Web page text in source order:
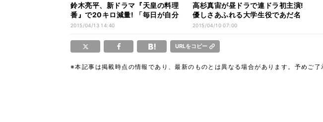
鈴木亮平、新ドラマ『天皇の料理
番』で20キロ減量! 「毎日が自分
との戦い」
2015/04/13 14:40
高杉真宙が昼ドラで連ドラ初主演!
優しさあふれる大学生役であだ名
は"王子"
2015/04/10 07:00
URLをコピー
※本記事は掲載時点の情報であり、最新のものとは異なる場合があります。予めご了